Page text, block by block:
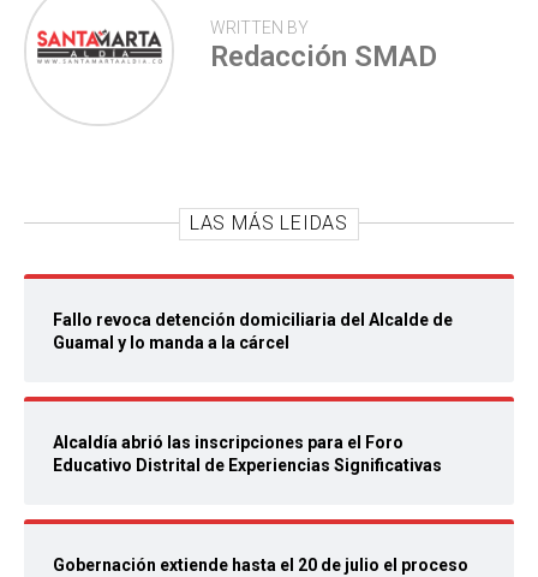
WRITTEN BY
Redacción SMAD
LAS MÁS LEIDAS
Fallo revoca detención domiciliaria del Alcalde de
Guamal y lo manda a la cárcel
Alcaldía abrió las inscripciones para el Foro
Educativo Distrital de Experiencias Significativas
Gobernación extiende hasta el 20 de julio el proceso